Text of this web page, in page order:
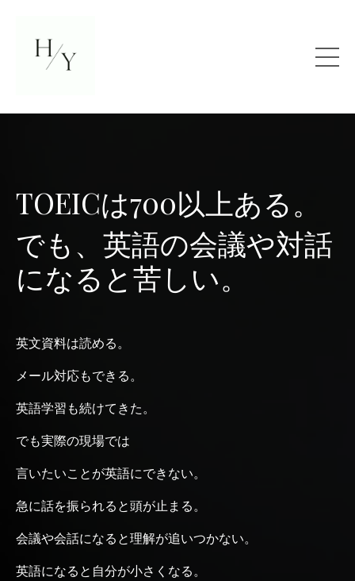
TOEICは700以上ある。
でも、英語の会議や対話
になると苦しい。
英文資料は読める。
メール対応もできる。
英語学習も続けてきた。
でも実際の現場では
言いたいことが英語にできない。
急に話を振られると頭が止まる。
会議や会話になると理解が追いつかない。
英語になると自分が小さくなる。